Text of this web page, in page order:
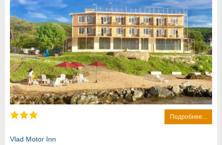
Подробнее...
Vlad Motor Inn